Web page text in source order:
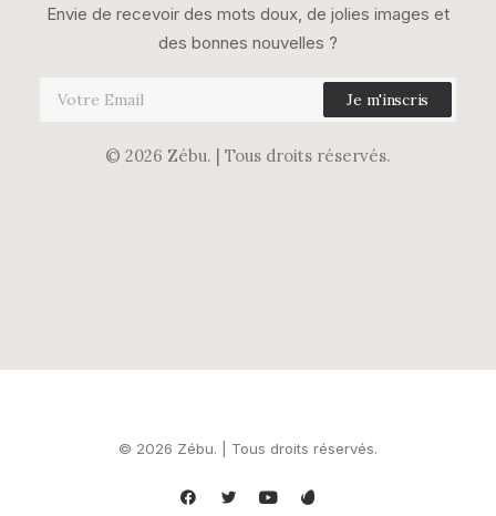
Envie de recevoir des mots doux, de jolies images et
des bonnes nouvelles ?
© 2026 Zébu. | Tous droits réservés.
© 2026 Zébu. | Tous droits réservés.